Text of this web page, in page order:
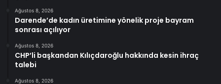
Ağustos 8, 2026
Darende’de kadın üretimine yönelik proje bayram
sonrası açılıyor
Ağustos 8, 2026
CHP’li başkandan Kılıçdaroğlu hakkında kesin ihraç
talebi
Ağustos 8, 2026